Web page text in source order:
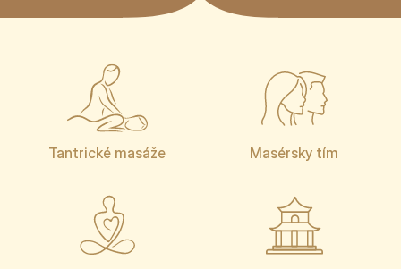
Tantrické masáže Masérsky tím